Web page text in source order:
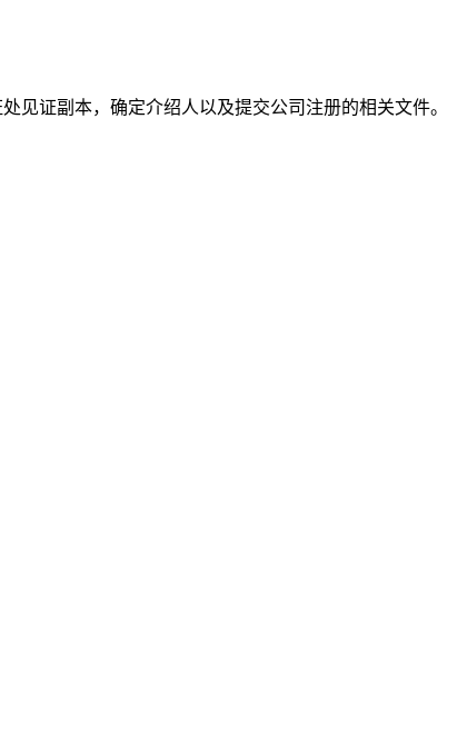
见证副本，确定介绍人以及提交公司注册的相关文件。